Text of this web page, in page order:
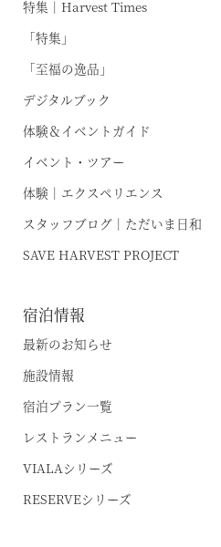
空室状況のご
特集｜Harvest Times
「特集」
「至福の逸品」
デジタルブック
体験＆イベントガイド
イベント・ツアー
体験｜エクスペリエンス
スタッフブログ｜ただいま日和
SAVE HARVEST PROJECT
宿泊情報
最新のお知らせ
施設情報
宿泊プラン一覧
レストランメニュー
VIALAシリーズ
RESERVEシリーズ